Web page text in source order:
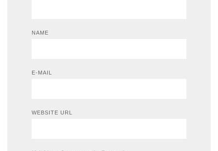
NAME
E-MAIL
WEBSITE URL